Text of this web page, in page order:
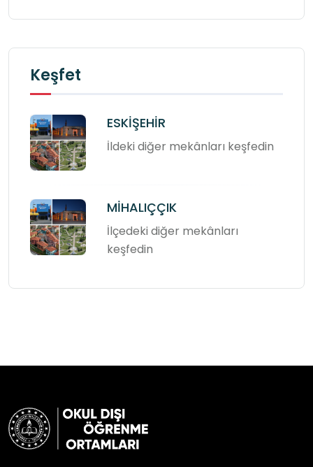
Keşfet
ESKİŞEHİR
İldeki diğer mekânları keşfedin
MİHALIÇÇIK
İlçedeki diğer mekânları
keşfedin